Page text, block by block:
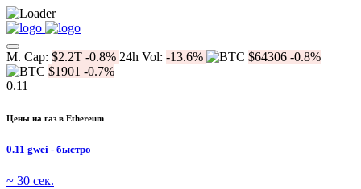
M. Cap: $2.2T -0.8% 24h Vol: -13.6% $64306 -0.8%
$1901 -0.7%
0.11
Цены на газ в Ethereum
0.11 gwei - быстро
~ 30 сек.